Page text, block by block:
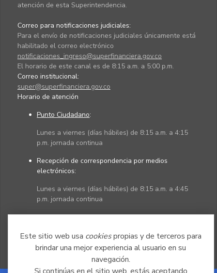
Este sitio web usa cookiespropias y de terceros para
brindar una mejor experiencia al usuario en su
navegación.
atención de esta Superintendencia.
Correo para notificaciones judiciales:
Para el envío de notificaciones judiciales únicamente está
habilitado el correo electrónico
notificaciones_ingreso@superfinanciera.gov.co
El horario de este canal es de 8:15 a.m. a 5:00 p.m.
Correo institucional:
super@superfinanciera.gov.co
Horario de atención
Punto Ciudadano:
Lunes a viernes (días hábiles) de 8:15 a.m. a 4:15
p.m. jornada continua
Recepción de correspondencia por medios
electrónicos:
Lunes a viernes (días hábiles) de 8:15 a.m. a 4:45
p.m. jornada continua